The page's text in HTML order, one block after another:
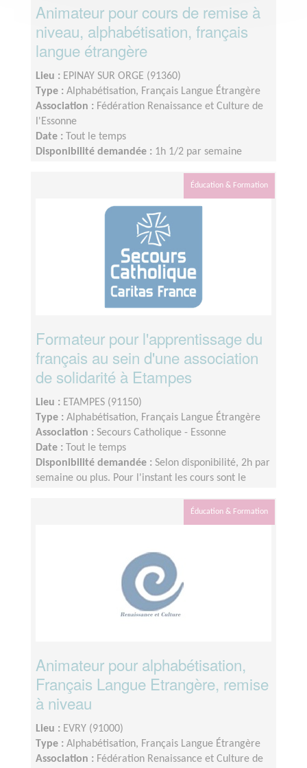
Animateur pour cours de remise à
niveau, alphabétisation, français
langue étrangère
Lieu : EPINAY SUR ORGE (91360)
Type : Alphabétisation, Français Langue Étrangère
Association : Fédération Renaissance et Culture de
l'Essonne
Date :
Tout le temps
Disponibilité demandée : 1h 1/2 par semaine
Éducation & Formation
Formateur pour l'apprentissage du
français au sein d'une association
de solidarité à Etampes
Lieu : ETAMPES (91150)
Type : Alphabétisation, Français Langue Étrangère
Association : Secours Catholique - Essonne
Date :
Tout le temps
Disponibilité demandée : Selon disponibilité, 2h par
semaine ou plus. Pour l'instant les cours sont le
ouvrir d'autres créneaux en fonctions de vosÉducation & Formation
Animateur pour alphabétisation,
Français Langue Etrangère, remise
à niveau
Lieu : EVRY (91000)
Type : Alphabétisation, Français Langue Étrangère
Association : Fédération Renaissance et Culture de